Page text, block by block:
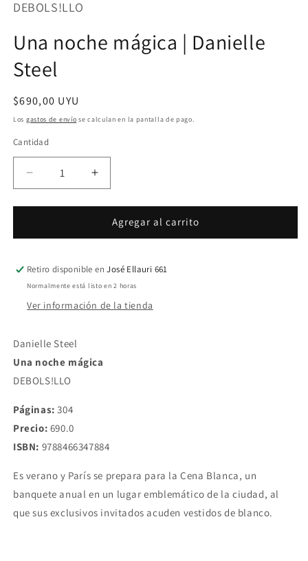
1
ventana
modal
DEBOLS!LLO
Una noche mágica | Danielle
Steel
Precio
habitual
$690,00 UYU
Los gastos de envío se calculan en la pantalla de pago.
Cantidad
Cantidad
Reducir
cantidad
para
noche
|
Aumentar
cantidad
para
Una
noche
|
Agregar al carrito
Retiro disponible enJosé Ellauri 661
Normalmente está listo en 2 horas
Ver información de la tienda
Danielle Steel
Una noche mágica
DEBOLS!LLO
Páginas: 304
Precio: 690.0
ISBN: 9788466347884
Es verano y París se prepara para la Cena Blanca, un
banquete anual en un lugar emblemático de la ciudad, al
que sus exclusivos invitados acuden vestidos de blanco.